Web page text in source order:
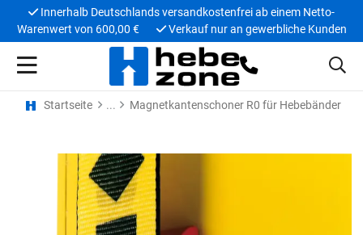
Innerhalb Deutschlands versandkostenfrei ab einem Netto-
Warenwert von 600,00 €
Verkauf nur an gewerbliche Kunden
Startseite Magnetkantenschoner R0 für Hebebänder